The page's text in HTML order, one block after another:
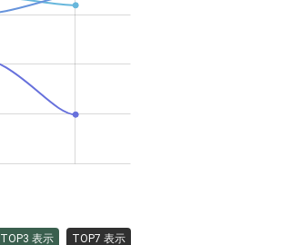
TOP3 表示 TOP7 表示